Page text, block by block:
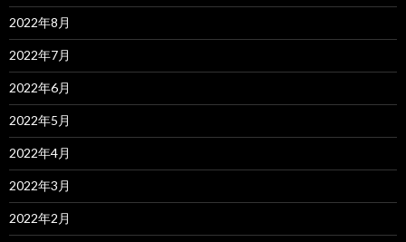
2022年8月
2022年7月
2022年6月
2022年5月
2022年4月
2022年3月
2022年2月